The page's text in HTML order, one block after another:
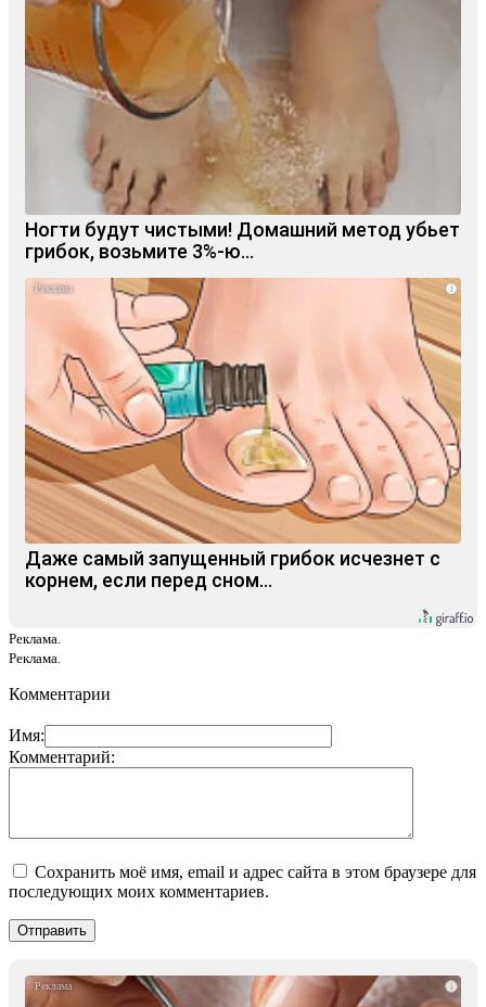
Ногти будут чистыми! Домашний метод убьет
грибок, возьмите 3%-ю…
i
Даже самый запущенный грибок исчезнет с
корнем, если перед сном…
Реклама.
Реклама.
Комментарии
Имя:
Комментарий:
Сохранить моё имя, email и адрес сайта в этом браузере для
последующих моих комментариев.
i